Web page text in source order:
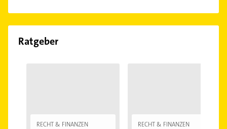
Ratgeber
RECHT & FINANZEN RECHT & FINANZEN